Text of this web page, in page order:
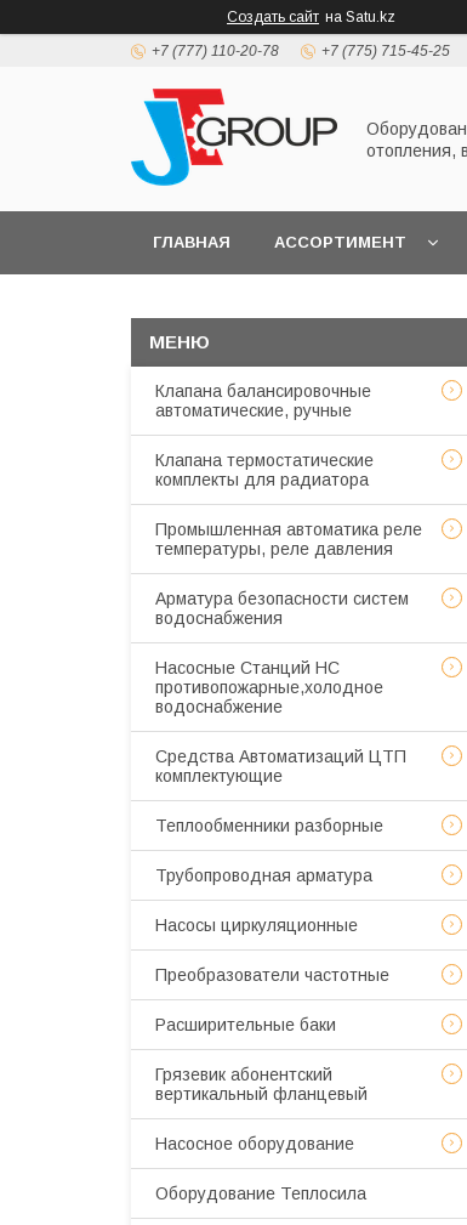
Создать сайт на Satu.kz
+7 (777) 110-20-78 +7 (775) 715-45-25
отопления,
ГЛАВНАЯ АССОРТИМЕНТ
Клапана балансировочные
автоматические, ручные
Клапана термостатические
комплекты для радиатора
Промышленная автоматика реле
температуры, реле давления
Арматура безопасности систем
водоснабжения
Насосные Станций НС
противопожарные,холодное
водоснабжение
Средства Автоматизаций ЦТП
комплектующие
Теплообменники разборные
Трубопроводная арматура
Насосы циркуляционные
Преобразователи частотные
Расширительные баки
Грязевик абонентский
вертикальный фланцевый
Насосное оборудование
Оборудование Теплосила